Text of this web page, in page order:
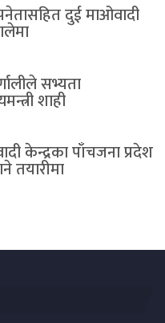
दुई माओवादी
सभ्यता
शाही
केन्द्रका पाँचजना प्रदेश
तयारीमा